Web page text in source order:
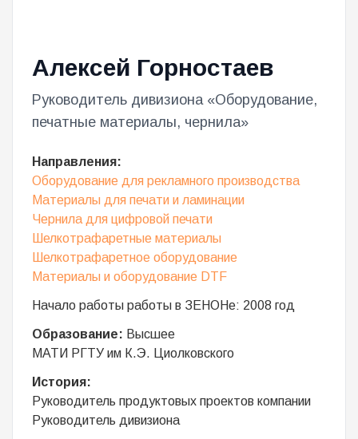
Алексей Горностаев
Руководитель дивизиона «Оборудование,
печатные материалы, чернила»
Направления:
Оборудование для рекламного производства
Материалы для печати и ламинации
Чернила для цифровой печати
Шелкотрафаретные материалы
Шелкотрафаретное оборудование
Материалы и оборудование DTF
Начало работы работы в ЗЕНОНе: 2008 год
Образование: Высшее
МАТИ РГТУ им К.Э. Циолковского
История:
Руководитель продуктовых проектов компании
Руководитель дивизиона